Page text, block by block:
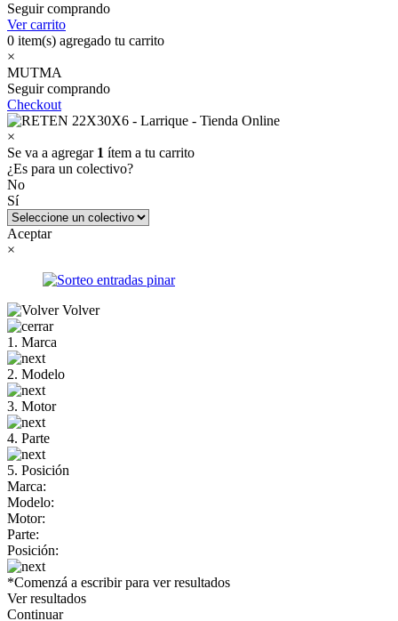
Seguir comprando
Ver carrito
0 item(s) agregado tu carrito
×
MUTMA
Seguir comprando
Checkout
×
Se va a agregar 1 ítem a tu carrito
¿Es para un colectivo?
No
Sí
Aceptar
×
Volver
1. Marca
2. Modelo
3. Motor
4. Parte
5. Posición
Marca:
Modelo:
Motor:
Parte:
Posición:
*Comenzá a escribir para ver resultados
Ver resultados
Continuar